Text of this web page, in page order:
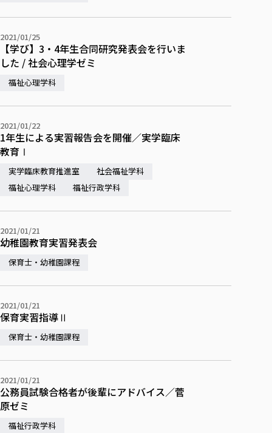
スポーツ傷害保険
2021/01/25
【学び】3・4年生合同研究発表会を行いま
した / 社会心理学ゼミ
福祉心理学科
2021/01/22
1年生による実習報告会を開催／実学臨床
教育Ⅰ
実学臨床教育推進室
社会福祉学科
福祉心理学科
福祉行政学科
2021/01/21
幼稚園教育実習発表会
保育士・幼稚園課程
2021/01/21
保育実習指導Ⅱ
保育士・幼稚園課程
2021/01/21
公務員試験合格者が後輩にアドバイス／菅
原ゼミ
福祉行政学科